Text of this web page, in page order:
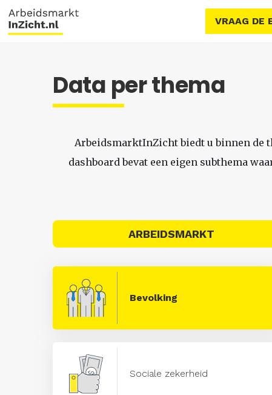
VRAAG DE
Data per thema
ArbeidsmarktInZicht biedt u binnen de
dashboard bevat een eigen subthema
ARBEIDSMARKT
Bevolking
Sociale zekerheid